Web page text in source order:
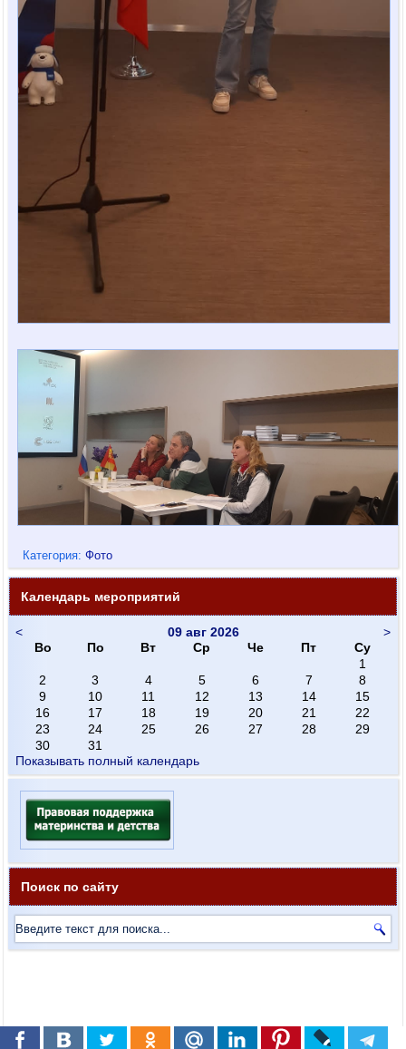
Категория:Фото
Календарь мероприятий
< >
09 авг 2026
Во
По Вт Ср Че Пт
Су
1
2
3 4 5 6 7
8
9
10 11 12 13 14
15
16
17 18 19 20 21
22
23
24 25 26 27 28
29
30
31
Показывать полный календарь
Поиск по сайту